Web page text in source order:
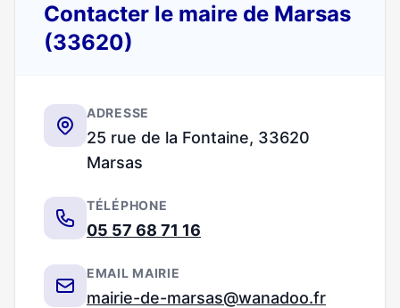
Contacter le maire de Marsas
(33620)
ADRESSE
25 rue de la Fontaine, 33620
Marsas
TÉLÉPHONE
05 57 68 71 16
EMAIL MAIRIE
mairie-de-marsas@wanadoo.fr